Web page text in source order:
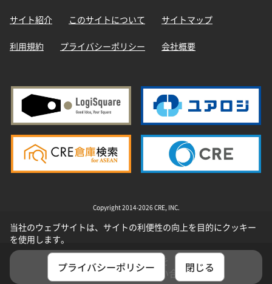
選択した物件を
まとめてお問い合わせ
サイト紹介 このサイトについて サイトマップ
利用規約 プライバシーポリシー 会社概要
Copyright 2014-2026 CRE, INC.
当社のウェブサイトは、サイトの利便性の向上を目的にクッキー
を使用します。
プライバシーポリシー 閉じる